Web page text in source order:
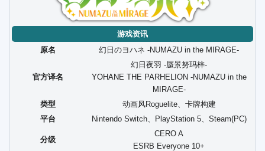
游戏资讯
原名
幻日のヨハネ -NUMAZU in the MIRAGE-
官方译名
幻日夜羽 -蜃景努玛梓-
YOHANE THE PARHELION -NUMAZU in the
MIRAGE-
类型
动画风Roguelite、卡牌构建
平台
Nintendo Switch、PlayStation 5、Steam(PC)
分级
CERO A
ESRB Everyone 10+